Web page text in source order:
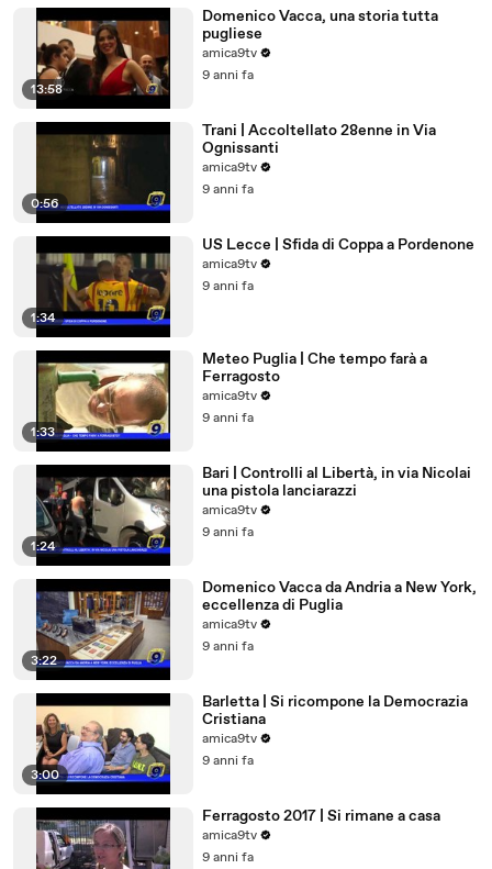
13:58
Domenico Vacca, una storia tutta
pugliese
amica9tv
9 anni fa
0:56
Trani | Accoltellato 28enne in Via
Ognissanti
amica9tv
9 anni fa
1:34
US Lecce | Sfida di Coppa a Pordenone
amica9tv
9 anni fa
1:33
Meteo Puglia | Che tempo farà a
Ferragosto
amica9tv
9 anni fa
1:24
Bari | Controlli al Libertà, in via Nicolai
una pistola lanciarazzi
amica9tv
9 anni fa
3:22
Domenico Vacca da Andria a New York,
eccellenza di Puglia
amica9tv
9 anni fa
3:00
Barletta | Si ricompone la Democrazia
Cristiana
amica9tv
9 anni fa
Ferragosto 2017 | Si rimane a casa
amica9tv
9 anni fa